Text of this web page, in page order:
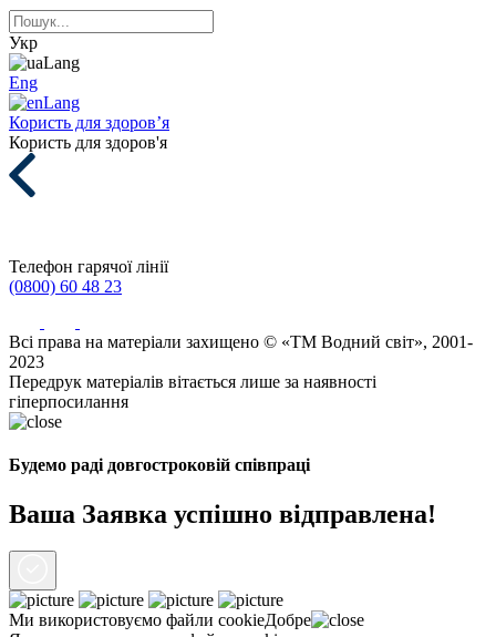
Укр
Eng
Користь для здоров’я
Користь для здоров'я
Телефон гарячої лінії
(0800) 60 48 23
Всі права на матеріали захищено © «ТМ Водний світ», 2001-
2023
Передрук матеріалів вітається лише за наявності
гіперпосилання
Будемо раді довгостроковій співпраці
Ваша Заявка успішно відправлена!
Ми використовуємо файли cookieДобре